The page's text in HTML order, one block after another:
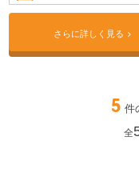
さらに詳しく見る
5 件
全